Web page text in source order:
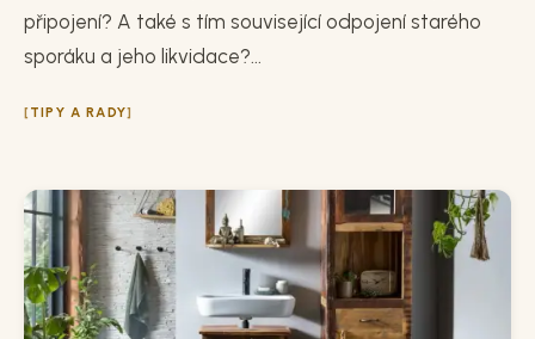
připojení? A také s tím související odpojení starého
sporáku a jeho likvidace?...
TIPY A RADY